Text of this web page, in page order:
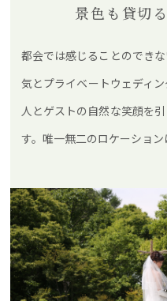
景色も貸切
都会では感じることのでき
気とプライベートウェディ
人とゲストの自然な笑顔を
す。唯一無二のロケーション